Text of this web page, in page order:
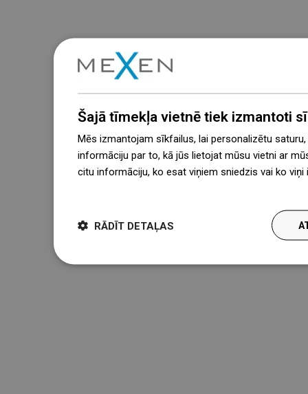
Šajā tīmekļa vietnē tiek izmantoti
Mēs izmantojam sīkfailus, lai personalizētu
informāciju par to, kā jūs lietojat mūsu vietni ar
citu informāciju, ko esat viņiem sniedzis vai ko
RĀDĪT DETAĻAS